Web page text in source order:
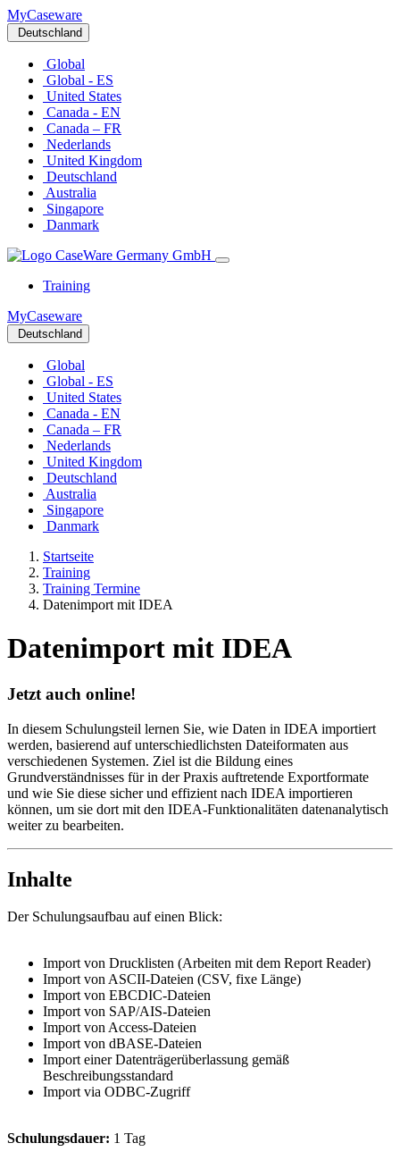
MyCaseware
Deutschland
Global
Global - ES
United States
Canada - EN
Canada – FR
Nederlands
United Kingdom
Deutschland
Australia
Singapore
Danmark
Training
MyCaseware
Deutschland
Global
Global - ES
United States
Canada - EN
Canada – FR
Nederlands
United Kingdom
Deutschland
Australia
Singapore
Danmark
Startseite
Training
Training Termine
Datenimport mit IDEA
Datenimport mit IDEA
Jetzt auch online!
In diesem Schulungsteil lernen Sie, wie Daten in IDEA importiert
werden, basierend auf unterschiedlichsten Dateiformaten aus
verschiedenen Systemen. Ziel ist die Bildung eines
Grundverständnisses für in der Praxis auftretende Exportformate
und wie Sie diese sicher und effizient nach IDEA importieren
können, um sie dort mit den IDEA-Funktionalitäten datenanalytisch
weiter zu bearbeiten.
Inhalte
Der Schulungsaufbau auf einen Blick:
Import von Drucklisten (Arbeiten mit dem Report Reader)
Import von ASCII-Dateien (CSV, fixe Länge)
Import von EBCDIC-Dateien
Import von SAP/AIS-Dateien
Import von Access-Dateien
Import von dBASE-Dateien
Import einer Datenträgerüberlassung gemäß
Beschreibungsstandard
Import via ODBC-Zugriff
Schulungsdauer: 1 Tag